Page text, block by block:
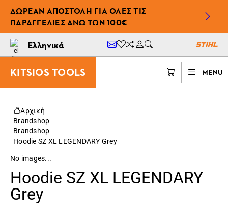
ΔΩΡΕΆΝ ΑΠΟΣΤΟΛΉ ΓΙΑ ΌΛΕΣ ΤΙΣ
ΠΑΡΑΓΓΕΛΊΕΣ ΆΝΩ ΤΩΝ 100€
Ελληνικά
KITSIOS TOOLS MENU
Αρχική
Brandshop
Brandshop
Hoodie SZ XL LEGENDARY Grey
No images...
Hoodie SZ XL LEGENDARY
Grey